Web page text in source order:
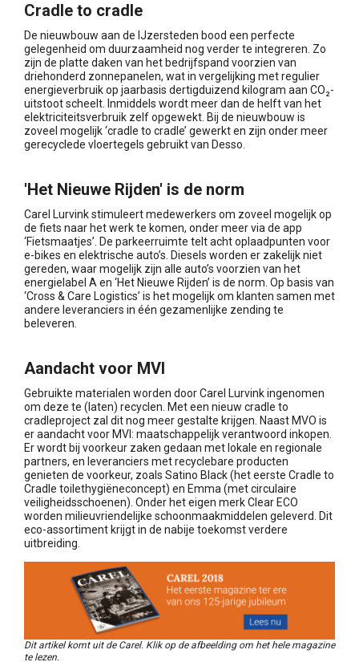
Cradle to cradle
De nieuwbouw aan de IJzersteden bood een perfecte
gelegenheid om duurzaamheid nog verder te integreren. Zo
zijn de platte daken van het bedrijfspand voorzien van
driehonderd zonnepanelen, wat in vergelijking met regulier
energieverbruik op jaarbasis dertigduizend kilogram aan CO₂-
uitstoot scheelt. Inmiddels wordt meer dan de helft van het
elektriciteitsverbruik zelf opgewekt. Bij de nieuwbouw is
zoveel mogelijk ‘cradle to cradle’ gewerkt en zijn onder meer
gerecyclede vloertegels gebruikt van Desso.
'Het Nieuwe Rijden' is de norm
Carel Lurvink stimuleert medewerkers om zoveel mogelijk op
de fiets naar het werk te komen, onder meer via de app
‘Fietsmaatjes’. De parkeerruimte telt acht oplaadpunten voor
e-bikes en elektrische auto’s. Diesels worden er zakelijk niet
gereden, waar mogelijk zijn alle auto’s voorzien van het
energielabel A en ‘Het Nieuwe Rijden’ is de norm. Op basis van
‘Cross & Care Logistics’ is het mogelijk om klanten samen met
andere leveranciers in één gezamenlijke zending te
beleveren.
Aandacht voor MVI
Gebruikte materialen worden door Carel Lurvink ingenomen
om deze te (laten) recyclen. Met een nieuw cradle to
cradleproject zal dit nog meer gestalte krijgen. Naast MVO is
er aandacht voor MVI: maatschappelijk verantwoord inkopen.
Er wordt bij voorkeur zaken gedaan met lokale en regionale
partners, en leveranciers met recyclebare producten
genieten de voorkeur, zoals Satino Black (het eerste Cradle to
Cradle toilethygiëneconcept) en Emma (met circulaire
veiligheidsschoenen). Onder het eigen merk Clear ECO
worden milieuvriendelijke schoonmaakmiddelen geleverd. Dit
eco-assortiment krijgt in de nabije toekomst verdere
uitbreiding.
Dit artikel komt uit de Carel. Klik op de afbeelding om het hele magazine
te lezen.